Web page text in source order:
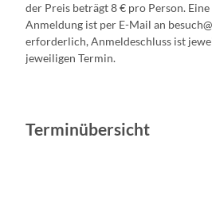
der Preis beträgt 8 € pro Person.
Anmeldung ist per E-Mail an
erforderlich, Anmeldeschluss ist
jeweiligen Termin.
Terminübersicht